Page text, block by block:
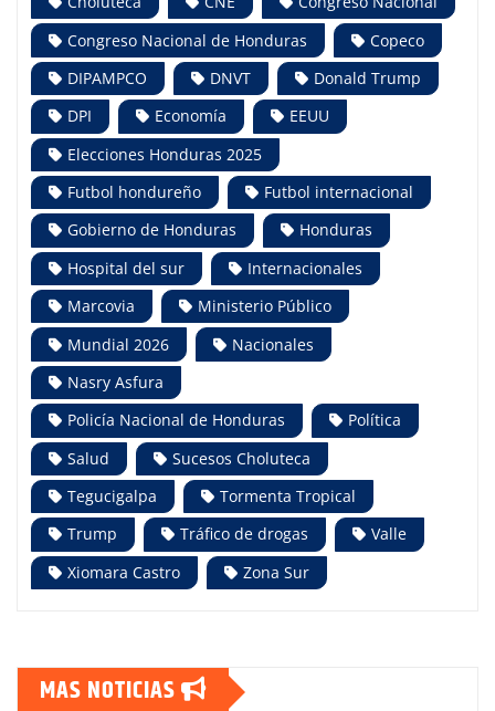
Congreso Nacional de Honduras
Copeco
DIPAMPCO
DNVT
Donald Trump
DPI
Economía
EEUU
Elecciones Honduras 2025
Futbol hondureño
Futbol internacional
Gobierno de Honduras
Honduras
Hospital del sur
Internacionales
Marcovia
Ministerio Público
Mundial 2026
Nacionales
Nasry Asfura
Policía Nacional de Honduras
Política
Salud
Sucesos Choluteca
Tegucigalpa
Tormenta Tropical
Trump
Tráfico de drogas
Valle
Xiomara Castro
Zona Sur
MAS NOTICIAS